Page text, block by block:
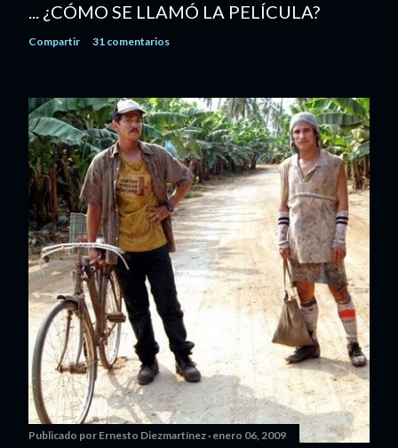
... ¿CÓMO SE LLAMÓ LA PELÍCULA?
Compartir 31 comentarios
Publicado por Ernesto Diezmartínez enero 06, 2009